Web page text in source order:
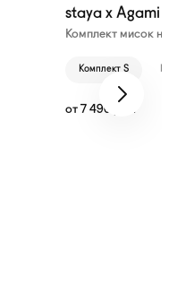
staya x Agami
Комплект мисок
Комплект S
от 7 490 руб.